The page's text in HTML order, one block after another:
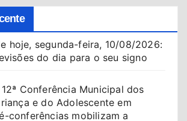
hoje, segunda-feira, 10/08/2026:
do dia para o seu signo
Conferência Municipal dos
e do Adolescente em
conferências mobilizam a